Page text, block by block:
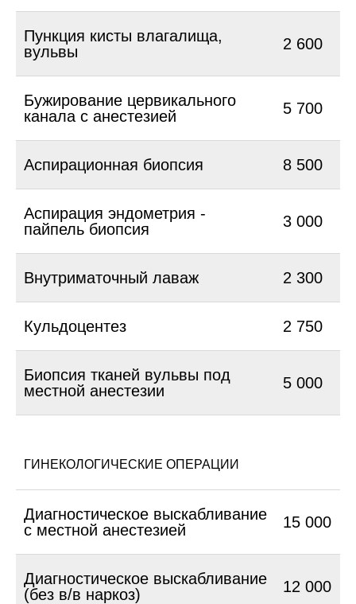
Пункция кисты влагалища,
вульвы
2 600
Бужирование цервикального
канала с анестезией
5 700
Аспирационная биопсия 8 500
Аспирация эндометрия -
пайпель биопсия
3 000
Внутриматочный лаваж 2 300
Кульдоцентез 2 750
Биопсия тканей вульвы под
местной анестезии
5 000
ГИНЕКОЛОГИЧЕСКИЕ ОПЕРАЦИИ
Диагностическое выскабливание
с местной анестезией
15 000
Диагностическое выскабливание
(без в/в наркоз)
12 000